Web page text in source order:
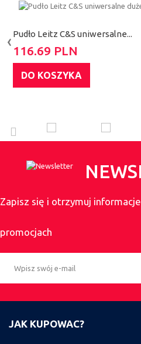
Pudło Leitz C&S uniwersalne...
116.69 PLN
DO KOSZYKA
‹
Zapisz się i otrzymuj
promocjach
JAK KUPOWAC?